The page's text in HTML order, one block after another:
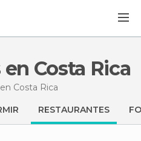
en Costa Rica
en Costa Rica
RESTAURANTES